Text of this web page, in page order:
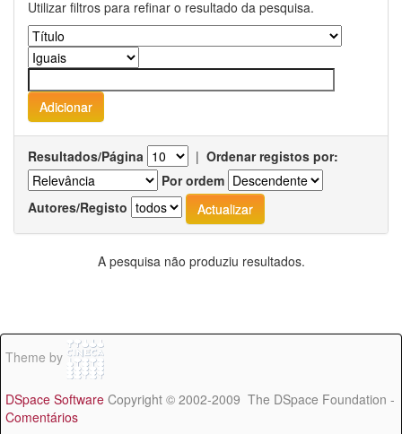
Utilizar filtros para refinar o resultado da pesquisa.
Resultados/Página | Ordenar registos por:
Por ordem
Autores/Registo
A pesquisa não produziu resultados.
Theme by
DSpace Software Copyright © 2002-2009 The DSpace Foundation -
Comentários